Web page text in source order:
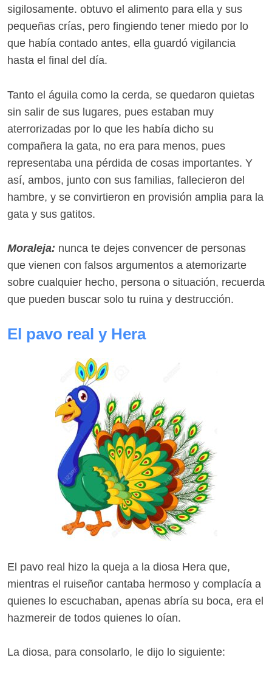
sigilosamente. obtuvo el alimento para ella y sus
pequeñas crías, pero fingiendo tener miedo por lo
que había contado antes, ella guardó vigilancia
hasta el final del día.
Tanto el águila como la cerda, se quedaron quietas
sin salir de sus lugares, pues estaban muy
aterrorizadas por lo que les había dicho su
compañera la gata, no era para menos, pues
representaba una pérdida de cosas importantes. Y
así, ambos, junto con sus familias, fallecieron del
hambre, y se convirtieron en provisión amplia para la
gata y sus gatitos.
Moraleja: nunca te dejes convencer de personas
que vienen con falsos argumentos a atemorizarte
sobre cualquier hecho, persona o situación, recuerda
que pueden buscar solo tu ruina y destrucción.
El pavo real y Hera
El pavo real hizo la queja a la diosa Hera que,
mientras el ruiseñor cantaba hermoso y complacía a
quienes lo escuchaban, apenas abría su boca, era el
hazmereir de todos quienes lo oían.
La diosa, para consolarlo, le dijo lo siguiente: